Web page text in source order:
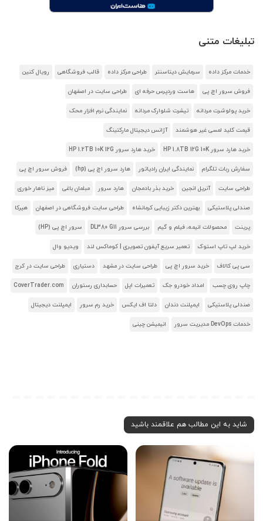
تبلیغات متنی
خدمات مرکز داده سرمایش دیتاسنتر طراحی مرکز داده قالب فروشگاهی رویال کنین
فروش سرور اچ پی هاست وردپرس حرفه ای طراحی سایت در اصفهان
خرید پولوشرت مردانه تیشرت شلوارک مردانه نمایندگی نرم افزار محک
قیمت کلید لمسی غیر هوشمند آژانس دیجیتال مارکتینگ
خرید هارد سرور HP 1.8TB 12G 10K خرید هارد سرور HP 1.2TB 10K 12G
سفارش ربات تلگرام نمایندگی ایران رادیاتور هارد سرور اچ پی (hp) فروش سرور اچ پی
طراحی سایت آنریل انجین خرید بذر بادمجان هارد سرور مبلمان باغی میز ناهار خوری
صندلی پلاستیکی بهترین دکتر زیبایی کرمانشاه طراحی سایت فروشگاهی در اصفهان هیرکا
پرینت محصولات انیمه، فیلم و گیم بررسی سرور DL380 G11 سرور اچ پی (HP)
خرید لپ تاپ استوک تعمیر سریع آیفون تصویری | کوماکس لند ویدیو وال
سی پی کالاف خرید سرور اچ پی طراحی سایت در مشهد دستیاری طراحی سایت در کرج
چاپ روی چسب امداد خودرو جک تعمیرات اپل حسابداری رستوران CoverTrader.com
صندلی پلاستیکی ایمپلنت دندان دلتا اف ایکس خرید رم سرور ایمپلنت دیجیتال
خدمات DevOps مدیریت سرور انیمیشن چینی
شاید به این مطالب هم علاقمند باشید